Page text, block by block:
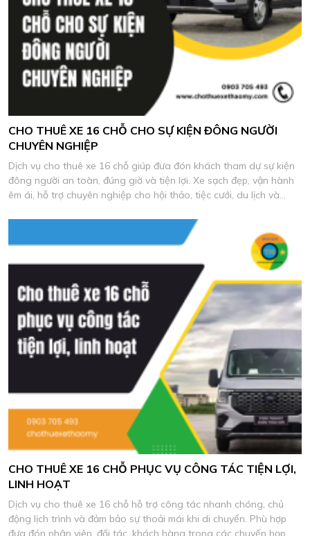
CHO THUÊ XE 16 CHỖ CHO SỰ KIỆN ĐÔNG NGƯỜI
CHUYÊN NGHIỆP
Dịch vụ cho thuê xe 16 chỗ giúp đưa đón khách tham dự sự kiện
đông người an toàn, đúng giờ và tiện lợi. Xe sạch đẹp, vận hành
êm ái, hỗ trợ chuyên nghiệp cho hội thảo, tiệc cưới, du lịch và
CHO THUÊ XE 16 CHỖ PHỤC VỤ CÔNG TÁC TIỆN LỢI,
LINH HOẠT
Dịch vụ cho thuê xe 16 chỗ hỗ trợ công tác nhanh chóng, chủ
động lịch trình và đảm bảo sự thoải mái khi di chuyển. Phù hợp
đưa đón nhân viên, đối tác, khách hàng trong các chuyến họp,